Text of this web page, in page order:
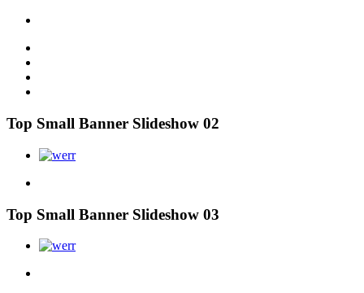
Top Small Banner Slideshow 02
Top Small Banner Slideshow 03